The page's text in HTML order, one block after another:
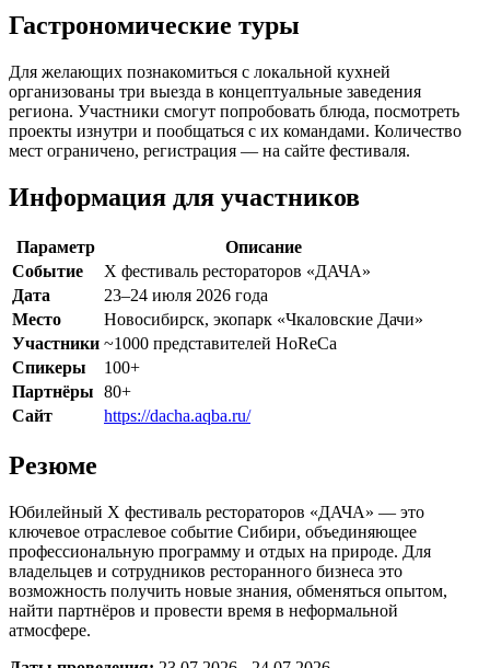
Гастрономические туры
Для желающих познакомиться с локальной кухней
организованы три выезда в концептуальные заведения
региона. Участники смогут попробовать блюда, посмотреть
проекты изнутри и пообщаться с их командами. Количество
мест ограничено, регистрация — на сайте фестиваля.
Информация для участников
Параметр
Описание
Событие
X фестиваль рестораторов «ДАЧА»
Дата
23–24 июля 2026 года
Место
Новосибирск, экопарк «Чкаловские Дачи»
Участники ~1000 представителей HoReCa
Спикеры
100+
Партнёры 80+
Сайт
https://dacha.aqba.ru/
Резюме
Юбилейный X фестиваль рестораторов «ДАЧА» — это
ключевое отраслевое событие Сибири, объединяющее
профессиональную программу и отдых на природе. Для
владельцев и сотрудников ресторанного бизнеса это
возможность получить новые знания, обменяться опытом,
найти партнёров и провести время в неформальной
атмосфере.